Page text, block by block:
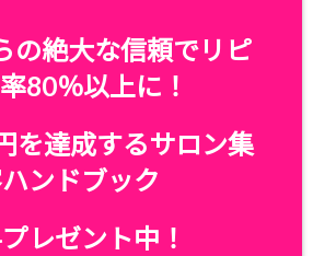
の絶大な信頼でリピ
80％以上に！
を達成するサロン集
ンドブック
レゼント中！